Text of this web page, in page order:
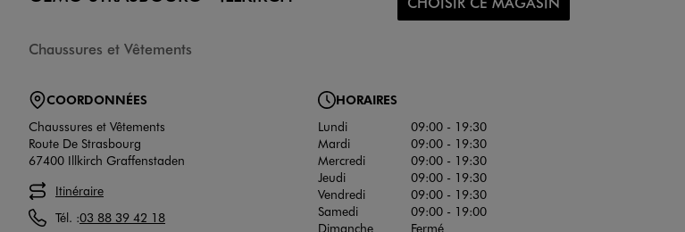
Chaussures et Vêtements
COORDONNÉES
Chaussures et Vêtements
Route De Strasbourg
67400 Illkirch Graffenstaden
Itinéraire
Tél. :03 88 39 42 18
HORAIRES
Lundi
09:00 - 19:30
Mardi
09:00 - 19:30
Mercredi
09:00 - 19:30
Jeudi
09:00 - 19:30
Vendredi
09:00 - 19:30
Samedi
09:00 - 19:00
Dimanche
Fermé